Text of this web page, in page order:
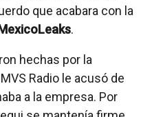
que acabara con la
.
hechas por la
Radio le acusó de
a la empresa. Por